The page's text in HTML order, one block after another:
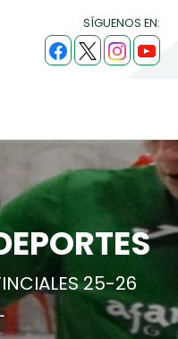
SÍGUENOS EN:
25-26